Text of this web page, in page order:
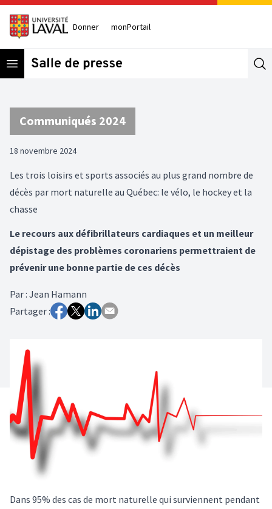
Donner monPortail
Open menu
Communiqués 2024
18 novembre 2024
Les trois loisirs et sports associés au plus grand nombre de
décès par mort naturelle au Québec: le vélo, le hockey et la
chasse
Le recours aux défibrillateurs cardiaques et un meilleur
dépistage des problèmes coronariens permettraient de
prévenir une bonne partie de ces décès
Par: Jean Hamann
Partager :
Dans 95% des cas de mort naturelle qui surviennent pendant